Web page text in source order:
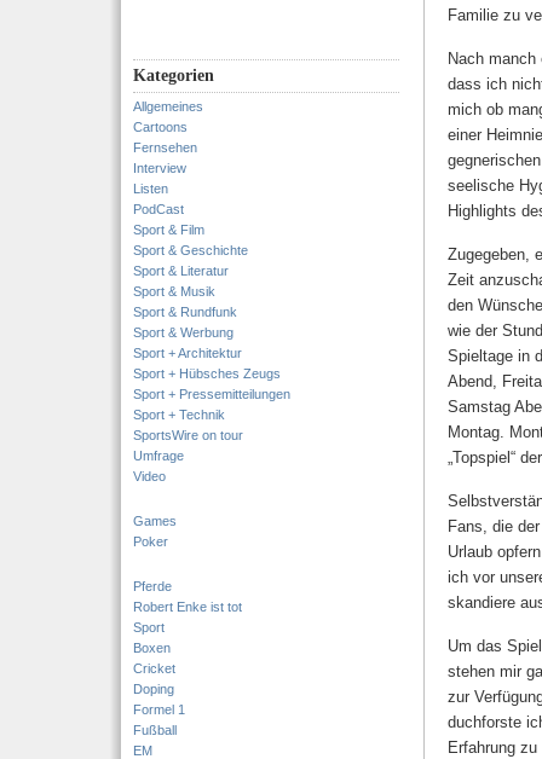
Kategorien
Allgemeines
Cartoons
Fernsehen
Interview
Listen
PodCast
Sport & Film
Sport & Geschichte
Sport & Literatur
Sport & Musik
Sport & Rundfunk
Sport & Werbung
Sport + Architektur
Sport + Hübsches Zeugs
Sport + Pressemitteilungen
Sport + Technik
SportsWire on tour
Umfrage
Video
Games
Poker
Pferde
Robert Enke ist tot
Sport
Boxen
Cricket
Doping
Formel 1
Fußball
EM
Familie zu
Nach
dass ich
mich ob
einer
seelische
Highlights
Zugegeben,
Zeit
den
wie der
Spieltage in
Abend,
Samstag
Montag.
„Topspiel“
Fans, die
Urlaub
ich vor
skandiere
Um das
stehen mir
zur
duchforste
Erfahrung